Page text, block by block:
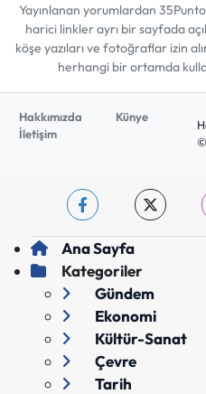
Yayınlanan yorumlardan
harici linkler ayrı bir sayfada
köşe yazıları ve fotoğraflar izin
herhangi bir ortamda
Hakkımızda
Künye
İletişim
Ana Sayfa
Kategoriler
Gündem
Ekonomi
Kültür-Sanat
Çevre
Tarih